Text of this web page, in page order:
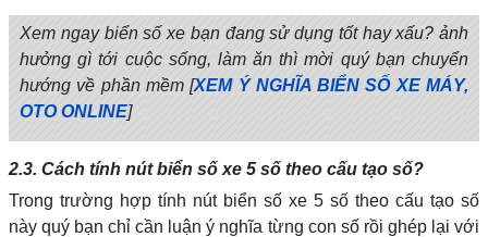
Xem ngay biển số xe bạn đang sử dụng tốt hay xấu? ảnh
hưởng gì tới cuộc sống, làm ăn thì mời quý bạn chuyển
hướng về phần mềm [XEM Ý NGHĨA BIỂN SỐ XE MÁY,
OTO ONLINE]
2.3. Cách tính nút biển số xe 5 số theo cấu tạo số?
Trong trường hợp tính nút biển số xe 5 số theo cấu tạo số
này quý bạn chỉ cần luận ý nghĩa từng con số rồi ghép lại với